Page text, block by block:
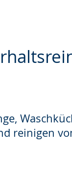
,
reinigen